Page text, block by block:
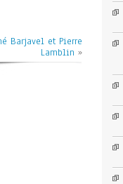
Barjavel et Pierre
Lamblin »